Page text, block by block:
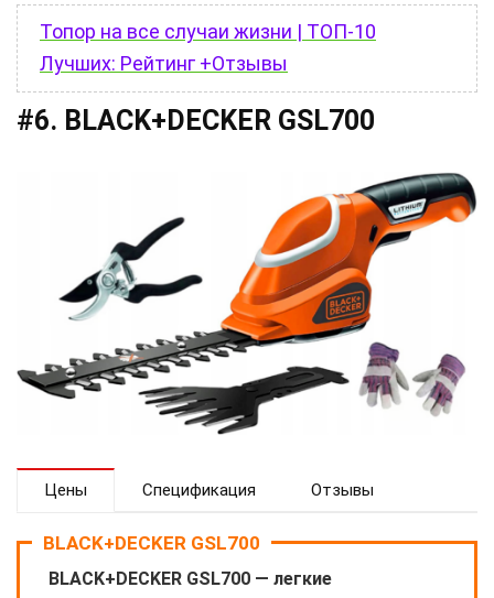
Топор на все случаи жизни | ТОП-10
Лучших: Рейтинг +Отзывы
#6. BLACK+DECKER GSL700
Цены Спецификация Отзывы
BLACK+DECKER GSL700
BLACK+DECKER GSL700 — легкие